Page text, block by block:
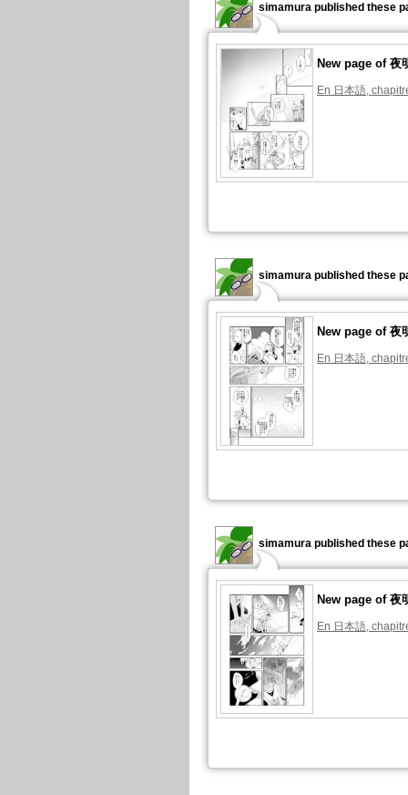
simamura published these
New page of 夜
En 日本語,
simamura published these
New page of 夜
En 日本語,
simamura published these
New page of 夜
En 日本語,